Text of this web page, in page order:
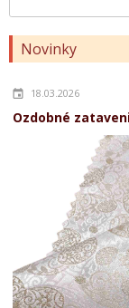
Novinky
18.03.2026
Ozdobné